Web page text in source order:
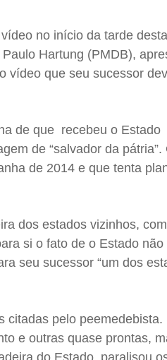
no início da tarde
Hartung (PMDB),
vídeo que seu sucessor
de que recebeu o Estado
de “salvador da pátria”.
de 2014 e que tenta
dos estados vizinhos,
si o fato de o Estado não
seu sucessor “um dos
citadas pelo peemedebista.
e outras quase prontas,